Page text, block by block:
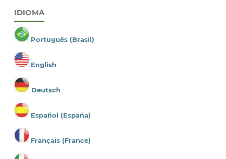
IDIOMA
Português (Brasil)
English
Deutsch
Español (España)
Français (France)